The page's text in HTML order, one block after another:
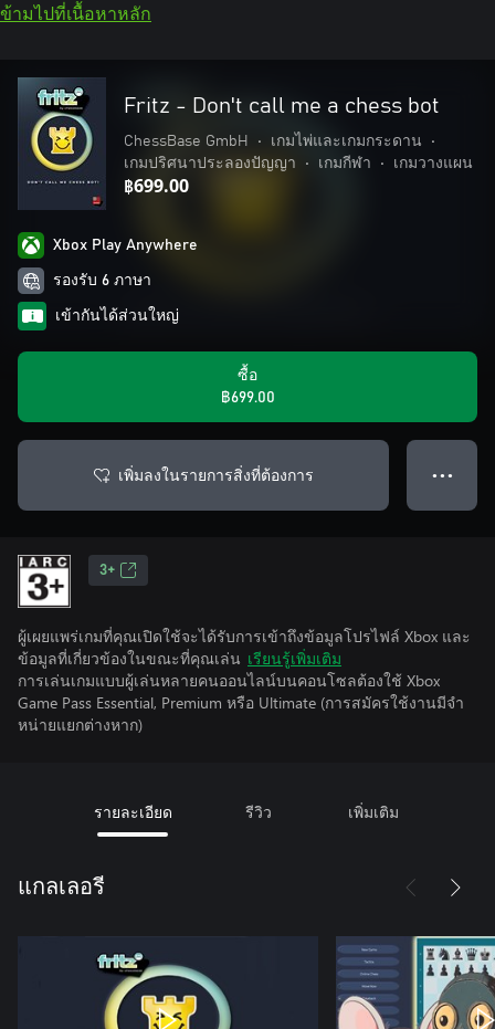
ข้ามไปที่เนื้อหาหลัก
Fritz - Don't call me a chess bot
ChessBase GmbH • เกมไพ่และเกมกระดาน
•
เกมปริศนาประลองปัญญา
• เกมกีฬา • เกมวางแผน
฿699.00
Xbox Play Anywhere
รองรับ 6 ภาษา
เข้ากันได้ส่วนใหญ่
ซื้อ
฿699.00
เพิ่มลงในรายการสิ่งที่ต้องการ ● ● ●
3+
ผู้เผยแพร่เกมที่คุณเปิดใช้จะได้รับการเข้าถึงข้อมูลโปรไฟล์ Xbox และ
ข้อมูลที่เกี่ยวข้องในขณะที่คุณเล่น เรียนรู้เพิ่มเติม
การเล่นเกมแบบผู้เล่นหลายคนออนไลน์บนคอนโซลต้องใช้ Xbox
Game Pass Essential, Premium หรือ Ultimate (การสมัครใช้งานมีจํา
หน่ายแยกต่างหาก)
รายละเอียด รีวิว เพิ่มเติม
แกลเลอรี